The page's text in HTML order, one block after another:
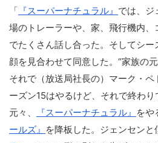
「 『スーパーナチュラル』 では、ジ
場のトレーラーや、家、飛行機内
でたくさん話し合った。そしてシ
顔を見合わせて同意した。“家族の
それで（放送局社長の）マーク・ペ
ーズン15はやるけど、それで終わり
元々、
『スーパーナチュラル』 をや
ールズ』 を降板した。ジェンセンと